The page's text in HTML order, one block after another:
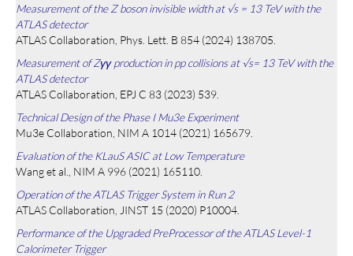
Measurement of the Z boson invisible width at √s = 13 TeV with the
ATLAS detector
ATLAS Collaboration, Phys. Lett. B 854 (2024) 138705.
Measurement of Zγγ production in pp collisions at √s= 13 TeV with the
ATLAS detector
ATLAS Collaboration, EPJ C 83 (2023) 539.
Technical Design of the Phase I Mu3e Experiment
Mu3e Collaboration, NIM A 1014 (2021) 165679.
Evaluation of the KLauS ASIC at Low Temperature
Wang et al., NIM A 996 (2021) 165110.
Operation of the ATLAS Trigger System in Run 2
ATLAS Collaboration, JINST 15 (2020) P10004.
Performance of the Upgraded PreProcessor of the ATLAS Level-1
Calorimeter Trigger